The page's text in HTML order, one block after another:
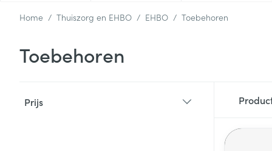
Home / Thuiszorg en EHBO / EHBO / Toebehoren
Toebehoren
Prijs